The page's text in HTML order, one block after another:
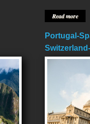
Read more
Portugal-